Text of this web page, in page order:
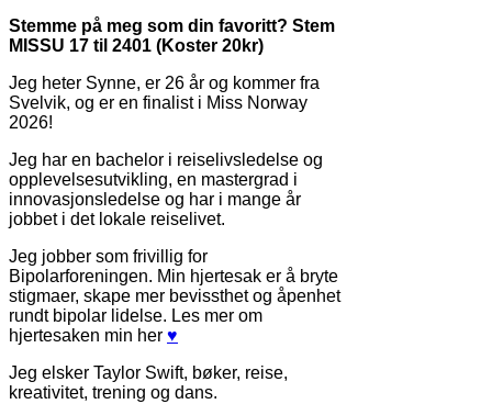
Stemme på meg som din favoritt? Stem
MISSU 17 til 2401 (Koster 20kr)
Jeg heter Synne, er 26 år og kommer fra
Svelvik, og er en finalist i Miss Norway
2026!
Jeg har en bachelor i reiselivsledelse og
opplevelsesutvikling, en mastergrad i
innovasjonsledelse og har i mange år
jobbet i det lokale reiselivet.
Jeg jobber som frivillig for
Bipolarforeningen. Min hjertesak er å bryte
stigmaer, skape mer bevissthet og åpenhet
rundt bipolar lidelse. Les mer om
hjertesaken min her ♥
Jeg elsker Taylor Swift, bøker, reise,
kreativitet, trening og dans.